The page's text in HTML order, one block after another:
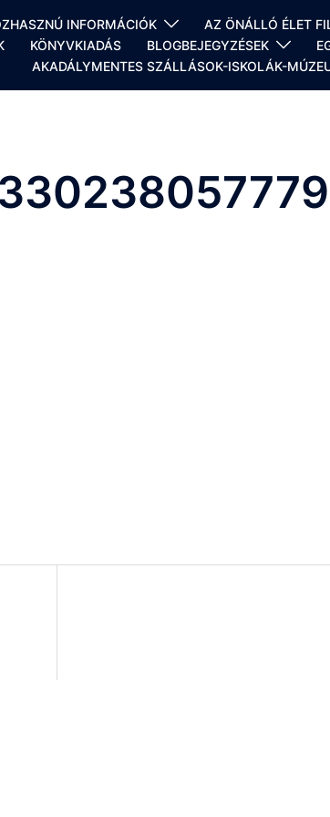
INFORMÁCIÓK AZ ÖNÁLLÓ ÉLET
KÖNYVKIADÁS BLOGBEJEGYZÉSEK
AKADÁLYMENTES SZÁLLÁSOK-ISKOLÁK-